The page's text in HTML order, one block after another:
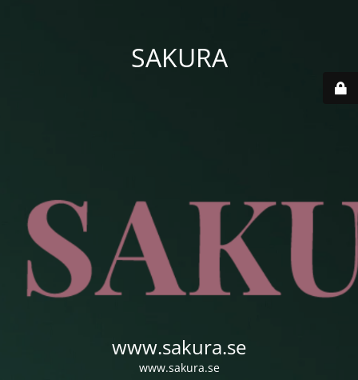
SAKURA
www.sakura.se
www.sakura.se